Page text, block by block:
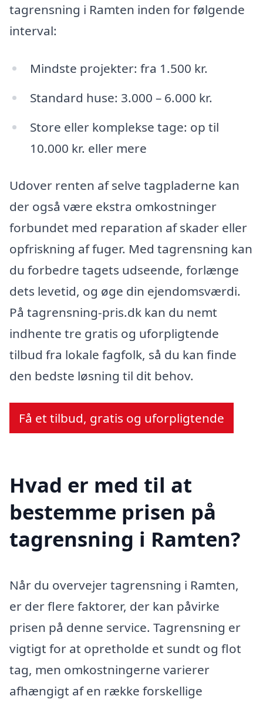
tagrensning i Ramten inden for følgende
interval:
Mindste projekter: fra 1.500 kr.
Standard huse: 3.000 – 6.000 kr.
Store eller komplekse tage: op til
10.000 kr. eller mere
Udover renten af selve tagpladerne kan
der også være ekstra omkostninger
forbundet med reparation af skader eller
opfriskning af fuger. Med tagrensning kan
du forbedre tagets udseende, forlænge
dets levetid, og øge din ejendomsværdi.
På tagrensning-pris.dk kan du nemt
indhente tre gratis og uforpligtende
tilbud fra lokale fagfolk, så du kan finde
den bedste løsning til dit behov.
Få et tilbud, gratis og uforpligtende
Hvad er med til at
bestemme prisen på
tagrensning i Ramten?
Når du overvejer tagrensning i Ramten,
er der flere faktorer, der kan påvirke
prisen på denne service. Tagrensning er
vigtigt for at opretholde et sundt og flot
tag, men omkostningerne varierer
afhængigt af en række forskellige